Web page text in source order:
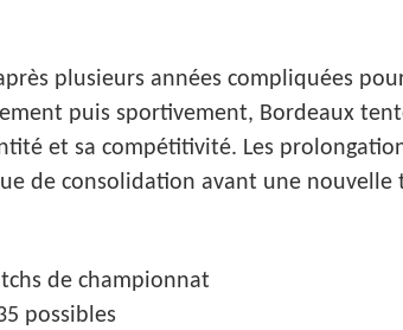
plusieurs années compliquées
puis sportivement, Bordeaux
et sa compétitivité. Les
de consolidation avant une nouvelle
de championnat
possibles